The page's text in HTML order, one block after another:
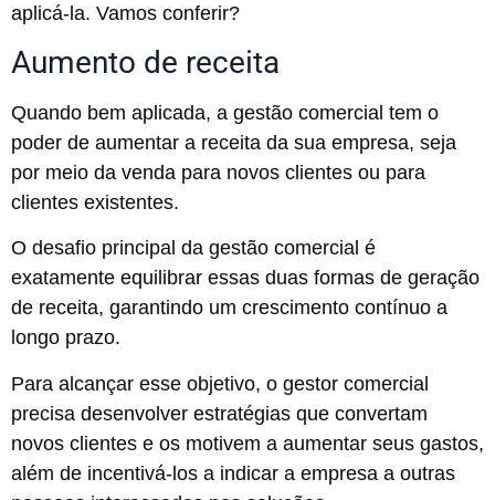
aplicá-la. Vamos conferir?
Aumento de receita
Quando bem aplicada, a gestão comercial tem o
poder de aumentar a receita da sua empresa, seja
por meio da venda para novos clientes ou para
clientes existentes.
O desafio principal da gestão comercial é
exatamente equilibrar essas duas formas de geração
de receita, garantindo um crescimento contínuo a
longo prazo.
Para alcançar esse objetivo, o gestor comercial
precisa desenvolver estratégias que convertam
novos clientes e os motivem a aumentar seus gastos,
além de incentivá-los a indicar a empresa a outras